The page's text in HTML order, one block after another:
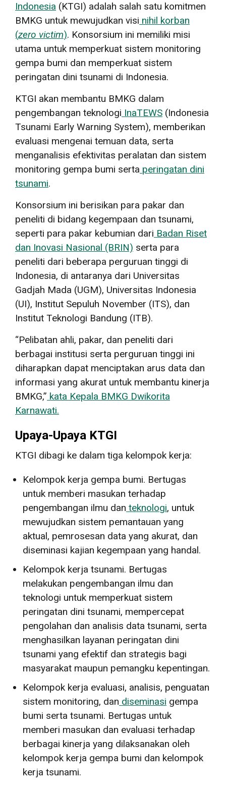
Indonesia (KTGI) adalah salah satu komitmen
BMKG untuk mewujudkan visi nihil korban
(zero victim). Konsorsium ini memiliki misi
utama untuk memperkuat sistem monitoring
gempa bumi dan memperkuat sistem
peringatan dini tsunami di Indonesia.
KTGI akan membantu BMKG dalam
pengembangan teknologi InaTEWS (Indonesia
Tsunami Early Warning System), memberikan
evaluasi mengenai temuan data, serta
menganalisis efektivitas peralatan dan sistem
monitoring gempa bumi serta peringatan dini
tsunami.
Konsorsium ini berisikan para pakar dan
peneliti di bidang kegempaan dan tsunami,
seperti para pakar kebumian dari Badan Riset
dan Inovasi Nasional (BRIN) serta para
peneliti dari beberapa perguruan tinggi di
Indonesia, di antaranya dari Universitas
Gadjah Mada (UGM), Universitas Indonesia
(UI), Institut Sepuluh November (ITS), dan
Institut Teknologi Bandung (ITB).
“Pelibatan ahli, pakar, dan peneliti dari
berbagai institusi serta perguruan tinggi ini
diharapkan dapat menciptakan arus data dan
informasi yang akurat untuk membantu kinerja
BMKG,” kata Kepala BMKG Dwikorita
Karnawati.
Upaya-Upaya KTGI
KTGI dibagi ke dalam tiga kelompok kerja:
Kelompok kerja gempa bumi. Bertugas
untuk memberi masukan terhadap
pengembangan ilmu dan teknologi, untuk
mewujudkan sistem pemantauan yang
aktual, pemrosesan data yang akurat, dan
diseminasi kajian kegempaan yang handal.
Kelompok kerja tsunami. Bertugas
melakukan pengembangan ilmu dan
teknologi untuk memperkuat sistem
peringatan dini tsunami, mempercepat
pengolahan dan analisis data tsunami, serta
menghasilkan layanan peringatan dini
tsunami yang efektif dan strategis bagi
masyarakat maupun pemangku kepentingan.
Kelompok kerja evaluasi, analisis, penguatan
sistem monitoring, dan diseminasi gempa
bumi serta tsunami. Bertugas untuk
memberi masukan dan evaluasi terhadap
berbagai kinerja yang dilaksanakan oleh
kelompok kerja gempa bumi dan kelompok
kerja tsunami.